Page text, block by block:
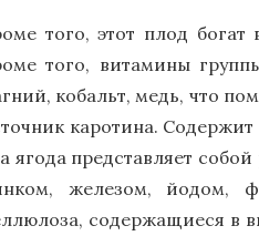
того, этот плод
того, витамины
кобальт, медь, что
каротина.
ягода представляет
железом, йодом,
содержащиеся в